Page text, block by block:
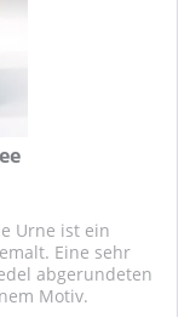
Urne ist ein
Eine sehr
abgerundeten
Motiv.